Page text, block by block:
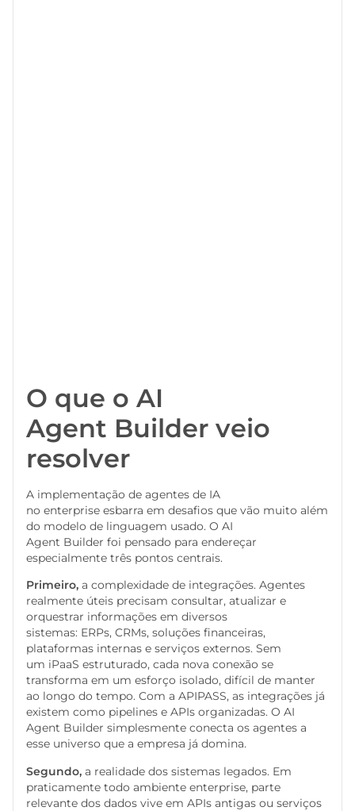
O que o AI
Agent Builder veio
resolver
A implementação de agentes de IA
no enterprise esbarra em desafios que vão muito além
do modelo de linguagem usado. O AI
Agent Builder foi pensado para endereçar
especialmente três pontos centrais.
Primeiro, a complexidade de integrações. Agentes
realmente úteis precisam consultar, atualizar e
orquestrar informações em diversos
sistemas: ERPs, CRMs, soluções financeiras,
plataformas internas e serviços externos. Sem
um iPaaS estruturado, cada nova conexão se
transforma em um esforço isolado, difícil de manter
ao longo do tempo. Com a APIPASS, as integrações já
existem como pipelines e APIs organizadas. O AI
Agent Builder simplesmente conecta os agentes a
esse universo que a empresa já domina.
Segundo, a realidade dos sistemas legados. Em
praticamente todo ambiente enterprise, parte
relevante dos dados vive em APIs antigas ou serviços